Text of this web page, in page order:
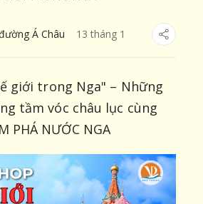
Á Châu 13 tháng 1
giới trong Nga" – Những
tầm vóc châu lục cùng
PHÁ NƯỚC NGA